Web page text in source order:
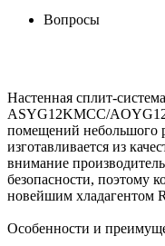
Вопросы
Настенная сплит-
ASYG12KMCC/
помещений небольшого
изготавливается из
внимание
безопасности, поэтому
новейшим хладагентом
Особенности и